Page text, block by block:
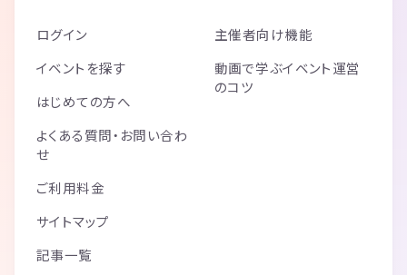
ログイン
イベントを探す
はじめての方へ
よくある質問・お問い合わ
せ
ご利用料金
サイトマップ
記事一覧
主催者向け機能
動画で学ぶイベント運営
のコツ